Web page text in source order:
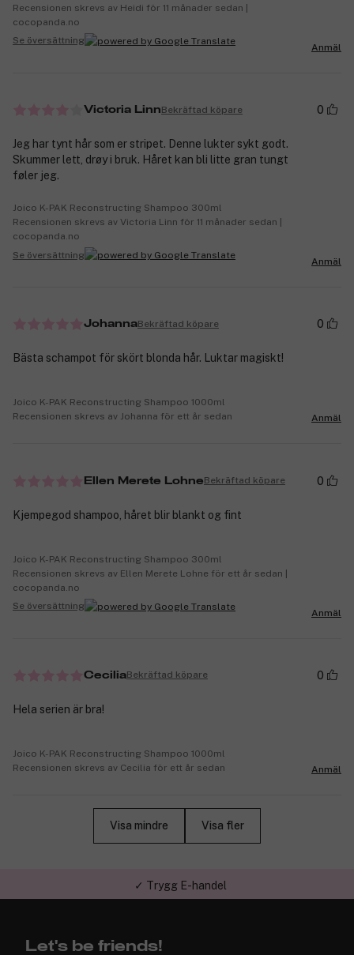
Recensionen skrevs av Heidi för 11 månader sedan |
cocopanda.no
Se översättning
Anmäl
Victoria LinnBekräftad köpare 0
Jeg har tynt hår som er stripet. Denne lukter sykt godt.
Skummer lett, drøy i bruk. Håret kan bli litte gran tungt
føler jeg.
Joico K-PAK Reconstructing Shampoo 300ml
Recensionen skrevs av Victoria Linn för 11 månader sedan |
cocopanda.no
Se översättning
Anmäl
JohannaBekräftad köpare 0
Bästa schampot för skört blonda hår. Luktar magiskt!
Joico K-PAK Reconstructing Shampoo 1000ml
Recensionen skrevs av Johanna för ett år sedan
Anmäl
Ellen Merete LohneBekräftad köpare 0
Kjempegod shampoo, håret blir blankt og fint
Joico K-PAK Reconstructing Shampoo 300ml
Recensionen skrevs av Ellen Merete Lohne för ett år sedan |
cocopanda.no
Se översättning
Anmäl
CeciliaBekräftad köpare 0
Hela serien är bra!
Joico K-PAK Reconstructing Shampoo 1000ml
Recensionen skrevs av Cecilia för ett år sedan
Anmäl
Visa mindre Visa fler
✓ Trygg E-handel
Let's be friends!